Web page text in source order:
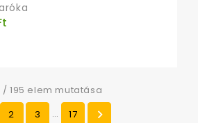
/ 195 elem mutatása
2 3 … 17 